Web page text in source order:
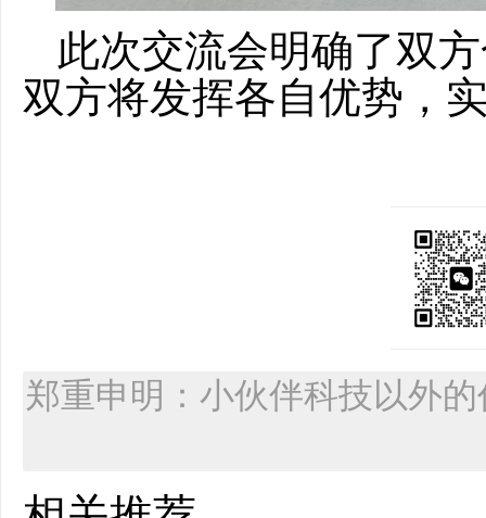
此次交流会明确了双
双方将发挥各自优势，
郑重申明：小伙伴科技以外